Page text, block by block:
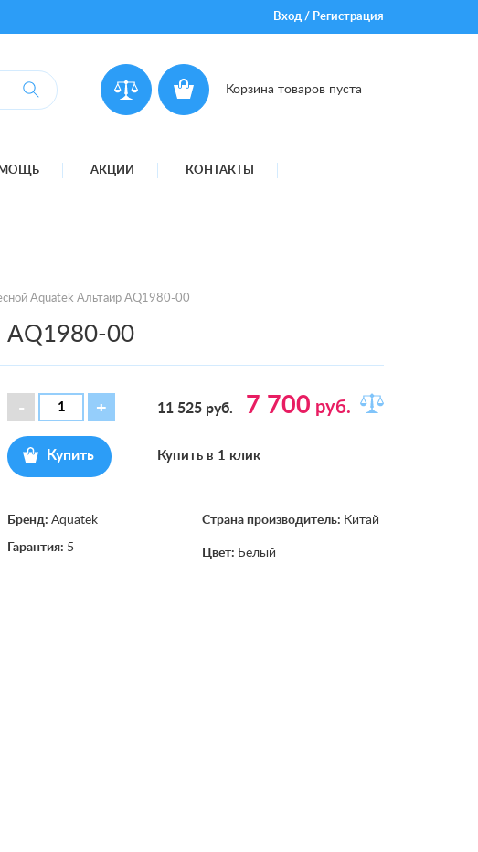
Вход/ Регистрация
Корзина товаров пуста
АКЦИИ КОНТАКТЫ
Aquatek Альтаир AQ1980-00
AQ1980-00
11 525руб. 7 700 руб.
Купить Купить в 1 клик
Бренд:Aquatek
Гарантия: 5
Страна производитель: Китай
Цвет: Белый